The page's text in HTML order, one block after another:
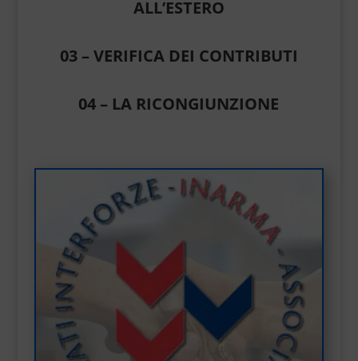
ALL’ESTERO
03 – VERIFICA DEI CONTRIBUTI
04 – LA RICONGIUNZIONE